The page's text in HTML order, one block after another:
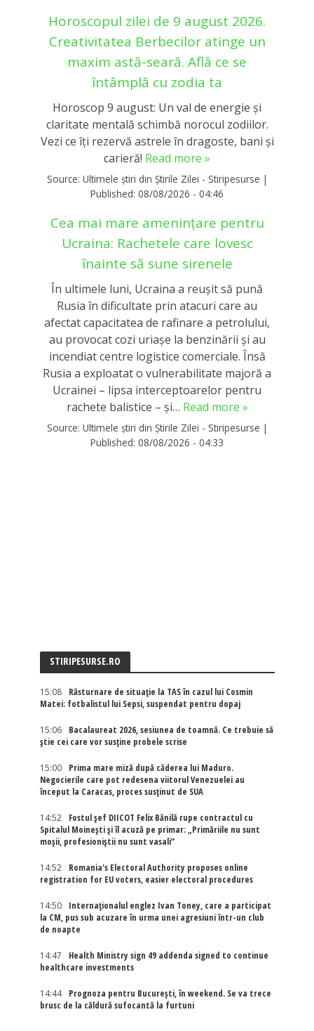
Horoscopul zilei de 9 august 2026.
Creativitatea Berbecilor atinge un
maxim astă-seară. Află ce se
întâmplă cu zodia ta
Horoscop 9 august: Un val de energie și
claritate mentală schimbă norocul zodiilor.
Vezi ce îți rezervă astrele în dragoste, bani și
carieră! Read more »
Source: Ultimele știri din Știrile Zilei - Stiripesurse |
Published: 08/08/2026 - 04:46
Cea mai mare amenințare pentru
Ucraina: Rachetele care lovesc
înainte să sune sirenele
În ultimele luni, Ucraina a reușit să pună
Rusia în dificultate prin atacuri care au
afectat capacitatea de rafinare a petrolului,
au provocat cozi uriașe la benzinării și au
incendiat centre logistice comerciale. Însă
Rusia a exploatat o vulnerabilitate majoră a
Ucrainei – lipsa interceptoarelor pentru
rachete balistice – și… Read more »
Source: Ultimele știri din Știrile Zilei - Stiripesurse |
Published: 08/08/2026 - 04:33
STIRIPESURSE.RO
15:08
Răsturnare de situație la TAS în cazul lui Cosmin
Matei: fotbalistul lui Sepsi, suspendat pentru dopaj
15:06
Bacalaureat 2026, sesiunea de toamnă. Ce trebuie să
știe cei care vor susține probele scrise
15:00
Prima mare miză după căderea lui Maduro.
Negocierile care pot redesena viitorul Venezuelei au
început la Caracas, proces susținut de SUA
14:52
Fostul șef DIICOT Felix Bănilă rupe contractul cu
Spitalul Moinești și îl acuză pe primar: „Primăriile nu sunt
moșii, profesioniștii nu sunt vasali”
14:52
Romania's Electoral Authority proposes online
registration for EU voters, easier electoral procedures
14:50
Internaţionalul englez Ivan Toney, care a participat
la CM, pus sub acuzare în urma unei agresiuni într-un club
de noapte
14:47
Health Ministry sign 49 addenda signed to continue
healthcare investments
14:44
Prognoza pentru București, în weekend. Se va trece
brusc de la căldură sufocantă la furtuni